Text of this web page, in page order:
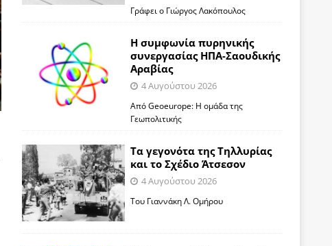
Γράφει ο Γιώργος Λακόπουλος
Η συμφωνία πυρηνικής
συνεργασίας ΗΠΑ-Σαουδικής
Αραβίας
4 Αυγούστου 2026
Από Geoeurope: H ομάδα της
Γεωπολιτικής
Τα γεγονότα της Τηλλυρίας
και το Σχέδιο Άτσεσον
4 Αυγούστου 2026
Toυ Γιαννάκη Λ. Ομήρου